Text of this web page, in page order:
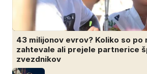
43 milijonov evrov? Koliko so po
zahtevale ali prejele partnerice
zvezdnikov